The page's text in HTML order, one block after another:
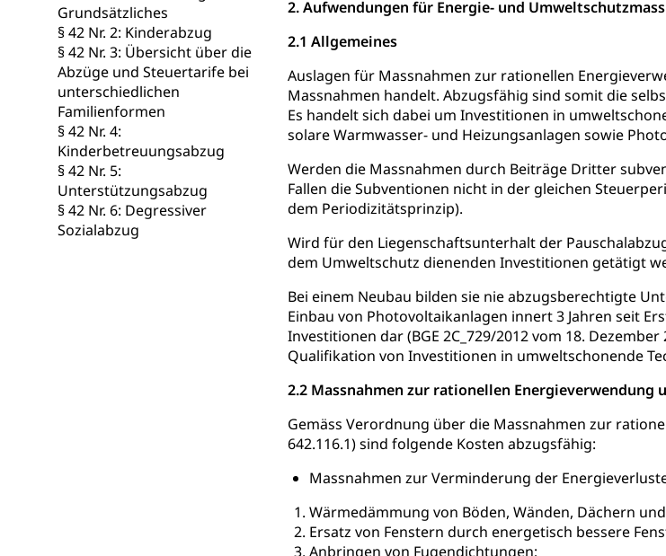
Grundsätzliches
§ 42 Nr. 2: Kinderabzug
§ 42 Nr. 3: Übersicht über die
Abzüge und Steuertarife bei
unterschiedlichen
Familienformen
§ 42 Nr. 4:
Kinderbetreuungsabzug
§ 42 Nr. 5:
Unterstützungsabzug
§ 42 Nr. 6: Degressiver
Sozialabzug
2. Aufwendungen für Energie- und
2.1 Allgemeines
Auslagen für Massnahmen zur rationellen
Massnahmen handelt. Abzugsfähig sind somit die
Es handelt sich dabei um Investitionen in
solare Warmwasser- und Heizungsanlagen sowie
Werden die Massnahmen durch Beiträge Dritter
Fallen die Subventionen nicht in der gleichen
dem Periodizitätsprinzip).
Wird für den Liegenschaftsunterhalt der
dem Umweltschutz dienenden Investitionen getätigt
Bei einem Neubau bilden sie nie abzugsberechtigte
Einbau von Photovoltaikanlagen innert 3 Jahren seit
Investitionen dar (BGE 2C_729/2012 vom 18.
Qualifikation von Investitionen in umweltschonende
2.2 Massnahmen zur rationellen Energieverwendung
Gemäss Verordnung über die Massnahmen zur
642.116.1) sind folgende Kosten abzugsfähig:
Massnahmen zur Verminderung der
Wärmedämmung von Böden, Wänden, Dächern
Ersatz von Fenstern durch energetisch bessere
Anbringen von Fugendichtungen;